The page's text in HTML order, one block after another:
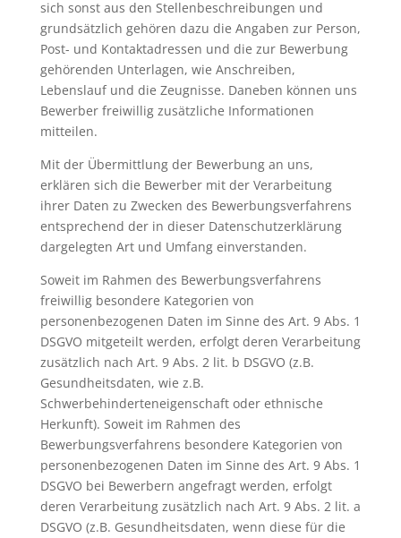
sich sonst aus den Stellenbeschreibungen und
grundsätzlich gehören dazu die Angaben zur Person,
Post- und Kontaktadressen und die zur Bewerbung
gehörenden Unterlagen, wie Anschreiben,
Lebenslauf und die Zeugnisse. Daneben können uns
Bewerber freiwillig zusätzliche Informationen
mitteilen.
Mit der Übermittlung der Bewerbung an uns,
erklären sich die Bewerber mit der Verarbeitung
ihrer Daten zu Zwecken des Bewerbungsverfahrens
entsprechend der in dieser Datenschutzerklärung
dargelegten Art und Umfang einverstanden.
Soweit im Rahmen des Bewerbungsverfahrens
freiwillig besondere Kategorien von
personenbezogenen Daten im Sinne des Art. 9 Abs. 1
DSGVO mitgeteilt werden, erfolgt deren Verarbeitung
zusätzlich nach Art. 9 Abs. 2 lit. b DSGVO (z.B.
Gesundheitsdaten, wie z.B.
Schwerbehinderteneigenschaft oder ethnische
Herkunft). Soweit im Rahmen des
Bewerbungsverfahrens besondere Kategorien von
personenbezogenen Daten im Sinne des Art. 9 Abs. 1
DSGVO bei Bewerbern angefragt werden, erfolgt
deren Verarbeitung zusätzlich nach Art. 9 Abs. 2 lit. a
DSGVO (z.B. Gesundheitsdaten, wenn diese für die